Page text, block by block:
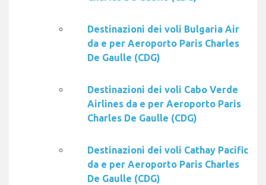
Destinazioni dei voli Bulgaria Air
da e per Aeroporto Paris Charles
De Gaulle (CDG)
Destinazioni dei voli Cabo Verde
Airlines da e per Aeroporto Paris
Charles De Gaulle (CDG)
Destinazioni dei voli Cathay Pacific
da e per Aeroporto Paris Charles
De Gaulle (CDG)